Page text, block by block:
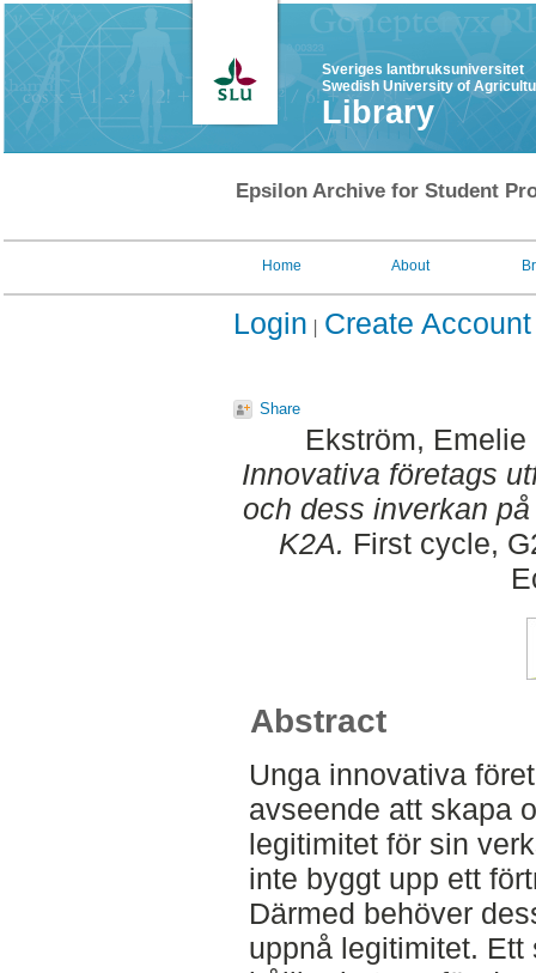
Sveriges lantbruksuniversitet
Swedish University of
Library
Epsilon Archive for Student
Home About
Login Create Account
Share
Ekström, Emelie
Innovativa företags
och dess inverkan
K2A. First cycle,
Abstract
Unga innovativa
avseende att skapa
legitimitet för sin
inte byggt upp ett
Därmed behöver
uppnå legitimitet. Ett